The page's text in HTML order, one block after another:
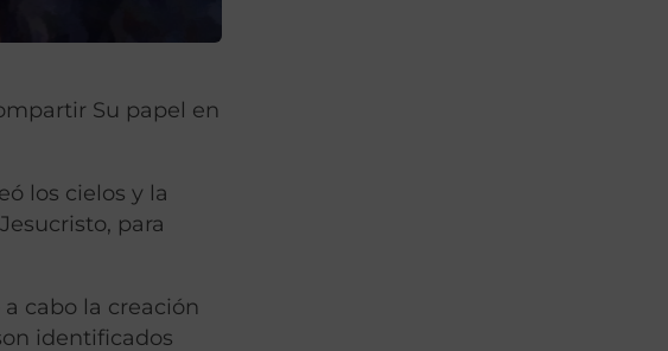
Su papel en
los cielos y la
para
cabo la creación
identificados